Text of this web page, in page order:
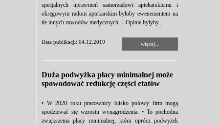
specjalnych uprawnień samorządowi aptekarskiemu i
okręgowym radom aptekarskim byłoby ewenementem na
tle innych zawodów medycznych. – Opinie byłyby...
Data publikacji: 04.12.2019 więcej...
Duża podwyżka płacy minimalnej może
spowodować redukcję części etatów
• W 2020 roku pracownicy blisko połowy firm mogą
spodziewać się wzrostu wynagrodzenia. • To pochodna
zwiększenia płacy minimalnej, która oprócz podwyżek